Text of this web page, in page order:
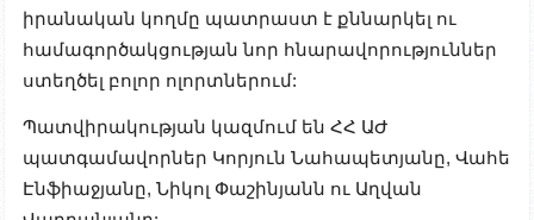
իրանական կողմը պատրաստ է քննարկել ու
համագործակցության նոր հնարավորություններ
ստեղծել բոլոր ոլորտներում:
Պատվիրակության կազմում են ՀՀ ԱԺ
պատգամավորներ Կորյուն Նահապետյանը, Վահե
Էնֆիաջյանը, Նիկոլ Փաշինյանն ու Աղվան